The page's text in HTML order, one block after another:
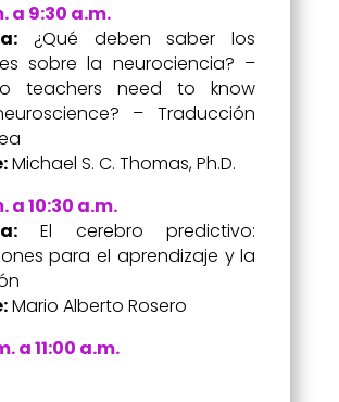
a 9:30 a.m.
¿Qué deben saber los
sobre la neurociencia? –
teachers need to know
– Traducción
Michael S. C. Thomas, Ph.D.
a 10:30 a.m.
El cerebro predictivo:
para el aprendizaje y la
Mario Alberto Rosero
a 11:00 a.m.